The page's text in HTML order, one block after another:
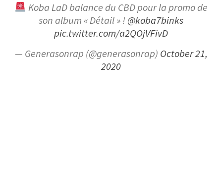
Koba LaD balance du CBD pour la promo de
son album « Détail » !@koba7binks
pic.twitter.com/a2QOjVFivD
— Generasonrap (@generasonrap) October 21,
2020